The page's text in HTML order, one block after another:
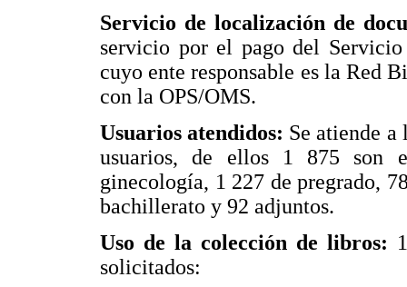
Servicio de localización de
servicio por el pago del
cuyo ente responsable es la Red
con la OPS/OMS.
Usuarios atendidos: Se atiende a
usuarios, de ellos 1 875 son
ginecología, 1 227 de pregrado,
bachillerato y 92 adjuntos.
Uso de la colección de libros:
solicitados: